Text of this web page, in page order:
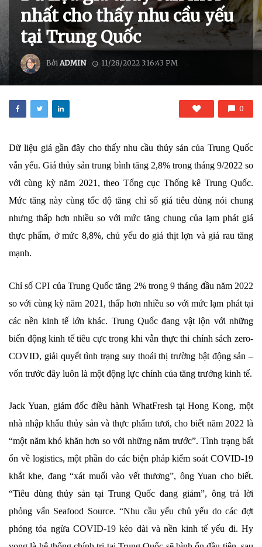
nhất cho thấy nhu cầu yếu
tại Trung Quốc
Bởi ADMIN 11/28/2022 3:16:43 PM
0
Dữ liệu giá gần đây cho thấy nhu cầu thủy sản của Trung Quốc
vẫn yếu. Giá thủy sản trung bình tăng 2,8% trong tháng 9/2022 so
với cùng kỳ năm 2021, theo Tổng cục Thống kê Trung Quốc.
Mức tăng này cùng tốc độ tăng chỉ số giá tiêu dùng nói chung
nhưng thấp hơn nhiều so với mức tăng chung của lạm phát giá
thực phẩm, ở mức 8,8%, chủ yếu do giá thịt lợn và giá rau tăng
mạnh.
Chỉ số CPI của Trung Quốc tăng 2% trong 9 tháng đầu năm 2022
so với cùng kỳ năm 2021, thấp hơn nhiều so với mức lạm phát tại
các nền kinh tế lớn khác. Trung Quốc đang vật lộn với những
biến động kinh tế tiêu cực trong khi vẫn thực thi chính sách zero-
COVID, giải quyết tình trạng suy thoái thị trường bật động sản –
vốn trước đây luôn là một động lực chính của tăng trưởng kinh tế.
Jack Yuan, giám đốc điều hành WhatFresh tại Hong Kong, một
nhà nhập khẩu thủy sản và thực phẩm tươi, cho biết năm 2022 là
“một năm khó khăn hơn so với những năm trước”. Tình trạng bất
ổn về logistics, một phần do các biện pháp kiểm soát COVID-19
khắt khe, đang “xát muối vào vết thương”, ông Yuan cho biết.
“Tiêu dùng thủy sản tại Trung Quốc đang giảm”, ông trả lời
phỏng vấn Seafood Source. “Nhu cầu yếu chủ yếu do các đợt
phỏng tỏa ngừa COVID-19 kéo dài và nền kinh tế yếu đi. Hy